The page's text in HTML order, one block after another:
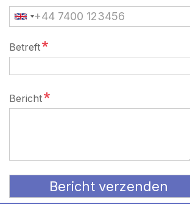
Betreft
Bericht